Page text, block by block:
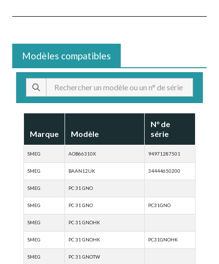
Modèles compatibles
Marque Modèle
N° de
série